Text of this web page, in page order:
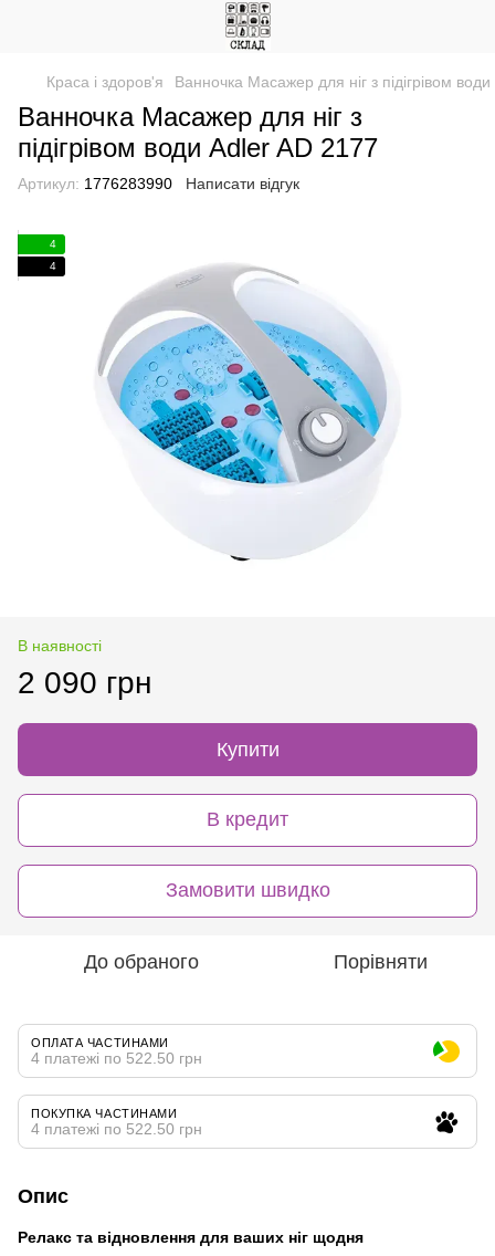
Краса і здоров'я Ванночка Масажер для ніг з підігрівом
Ванночка Масажер для ніг з
підігрівом води Adler AD 2177
Артикул: 1776283990 Написати відгук
4
4
В наявності
2 090 грн
Купити
В кредит
Замовити швидко
До обраного Порівняти
ОПЛАТА ЧАСТИНАМИ
4 платежі по 522.50 грн
ПОКУПКА ЧАСТИНАМИ
4 платежі по 522.50 грн
Опис
Релакс та відновлення для ваших ніг щодня